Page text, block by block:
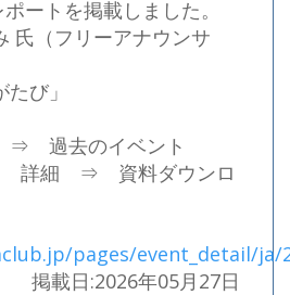
ートを掲載しました。
氏（フリーアナウンサ
び」
⇒ 過去のイベント
細 ⇒ 資料ダウンロ
pages/event_detail/ja/
掲載日:2026年05月27日